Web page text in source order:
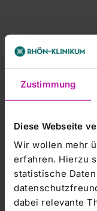
Zustimmung
Diese Webseite
Wir wollen mehr
erfahren. Hierzu
statistische
dabei relevante
-----------------------
dpa-AFX Broker -
Leider steht